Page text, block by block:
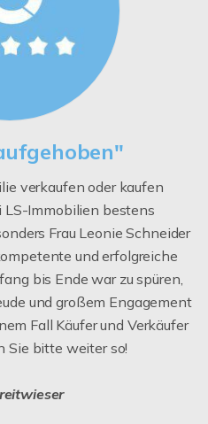
verkaufen oder kaufen
LS-Immobilien bestens
Frau Leonie Schneider
und erfolgreiche
bis Ende war zu spüren,
und großem Engagement
Fall Käufer und Verkäufer
Sie bitte weiter so!